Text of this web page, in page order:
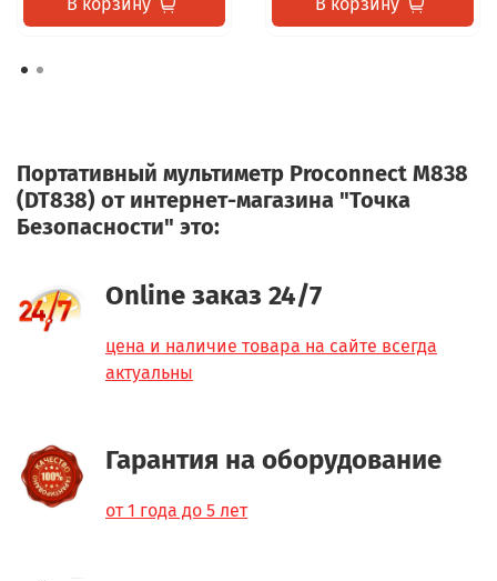
Портативный мультиметр Proconnect М838
(DT838) от интернет-магазина "Точка
Безопасности" это:
Online заказ 24/7
цена и наличие товара на сайте всегда
актуальны
Гарантия на оборудование
от 1 года до 5 лет